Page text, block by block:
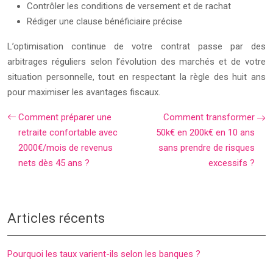
Contrôler les conditions de versement et de rachat
Rédiger une clause bénéficiaire précise
L’optimisation continue de votre contrat passe par des
arbitrages réguliers selon l’évolution des marchés et de votre
situation personnelle, tout en respectant la règle des huit ans
pour maximiser les avantages fiscaux.
Comment préparer une
retraite confortable avec
2000€/mois de revenus
nets dès 45 ans ?
Comment transformer
50k€ en 200k€ en 10 ans
sans prendre de risques
excessifs ?
Articles récents
Pourquoi les taux varient-ils selon les banques ?